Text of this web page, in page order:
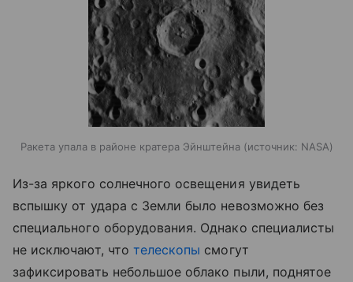
Ракета упала в районе кратера Эйнштейна источник: NASA
Из-за яркого солнечного освещения увидеть
вспышку от удара с Земли было невозможно без
специального оборудования. Однако специалисты
не исключают, что телескопы смогут
зафиксировать небольшое облако пыли, поднятое